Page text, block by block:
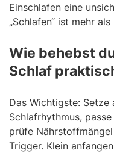
Einschlafen eine
„Schlafen“ ist mehr
Wie behebst
Schlaf
Das Wichtigste: Setze
Schlafrhythmus,
prüfe
Trigger. Klein